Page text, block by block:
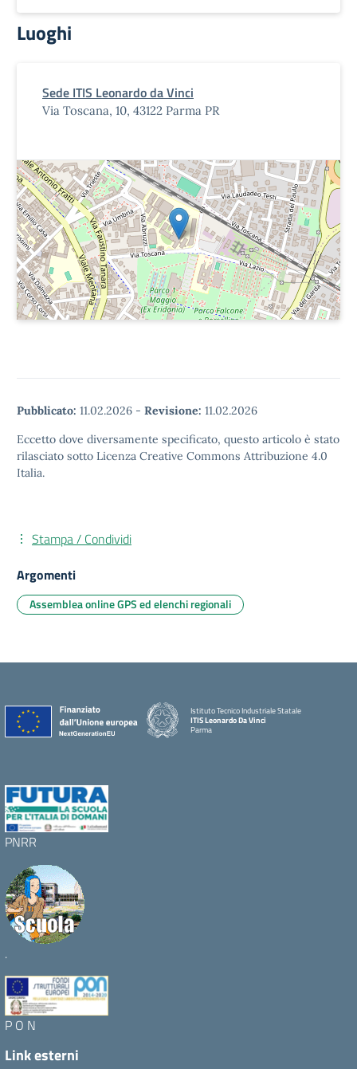
Luoghi
Sede ITIS Leonardo da Vinci
Via Toscana, 10, 43122 Parma PR
Pubblicato: 11.02.2026 - Revisione: 11.02.2026
Eccetto dove diversamente specificato, questo articolo è stato
rilasciato sotto Licenza Creative Commons Attribuzione 4.0
Italia.
Stampa / Condividi
Argomenti
Assemblea online GPS ed elenchi regionali
Istituto Tecnico Industriale Statale
ITIS Leonardo Da Vinci
Parma
PNRR
.
P O N
Link esterni